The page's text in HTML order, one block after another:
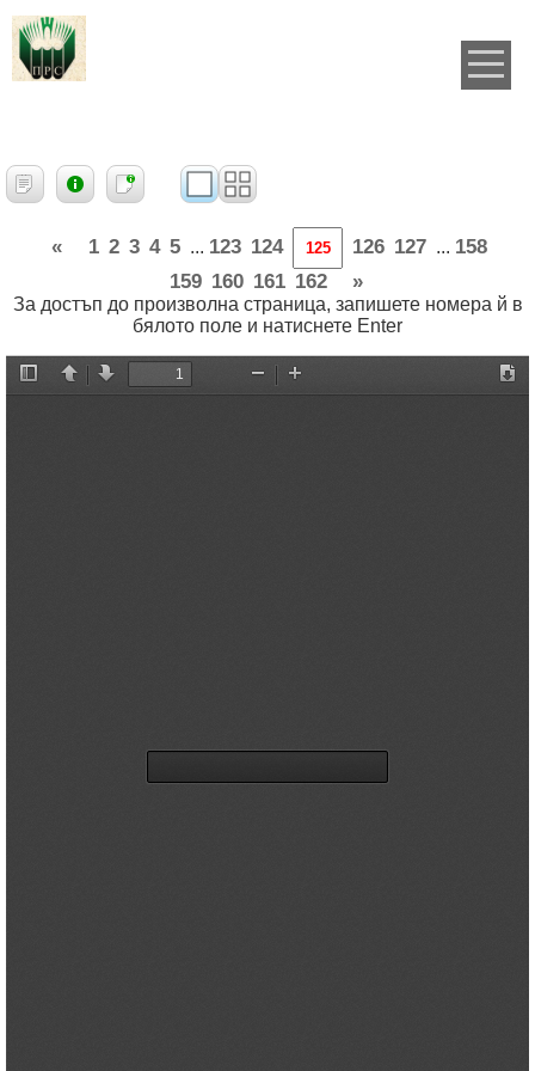
« 1 2 3 4 5 ... 123 124 126 127 ... 158
159 160 161 162 »
За достъп до произволна страница, запишете номера й в
бялото поле и натиснете Enter